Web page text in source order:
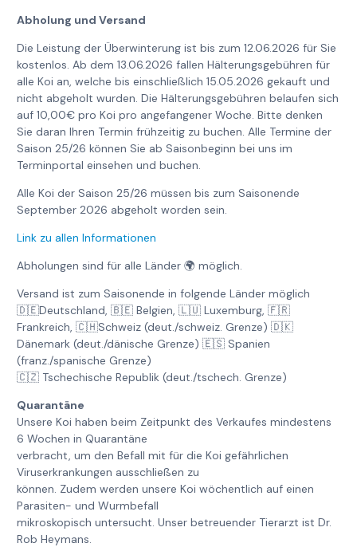
Abholung und Versand
Die Leistung der Überwinterung ist bis zum 12.06.2026 für Sie
kostenlos. Ab dem 13.06.2026 fallen Hälterungsgebühren für
alle Koi an, welche bis einschließlich 15.05.2026 gekauft und
nicht abgeholt wurden. Die Hälterungsgebühren belaufen sich
auf 10,00€ pro Koi pro angefangener Woche. Bitte denken
Sie daran Ihren Termin frühzeitig zu buchen. Alle Termine der
Saison 25/26 können Sie ab Saisonbeginn bei uns im
Terminportal einsehen und buchen.
Alle Koi der Saison 25/26 müssen bis zum Saisonende
September 2026 abgeholt worden sein.
Link zu allen Informationen
Abholungen sind für alle Länder 🌍 möglich.
Versand ist zum Saisonende in folgende Länder möglich
🇩🇪Deutschland, 🇧🇪 Belgien, 🇱🇺 Luxemburg, 🇫🇷
Frankreich, 🇨🇭Schweiz (deut./schweiz. Grenze) 🇩🇰
Dänemark (deut./dänische Grenze) 🇪🇸 Spanien
(franz./spanische Grenze)
🇨🇿 Tschechische Republik (deut./tschech. Grenze)
Quarantäne
Unsere Koi haben beim Zeitpunkt des Verkaufes mindestens
6 Wochen in Quarantäne
verbracht, um den Befall mit für die Koi gefährlichen
Viruserkrankungen ausschließen zu
können. Zudem werden unsere Koi wöchentlich auf einen
Parasiten- und Wurmbefall
mikroskopisch untersucht. Unser betreuender Tierarzt ist Dr.
Rob Heymans.